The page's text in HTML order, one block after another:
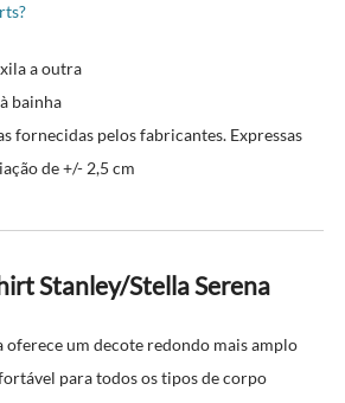
a outra
bainha
fornecidas pelos fabricantes. Expressas
de +/- 2,5 cm
Stanley/Stella Serena
oferece um decote redondo mais amplo
para todos os tipos de corpo